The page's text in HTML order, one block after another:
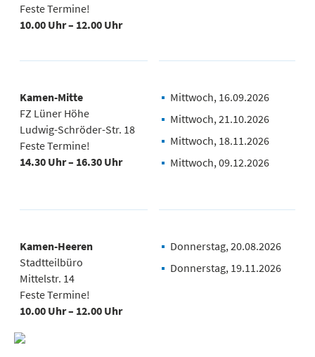
Feste Termine!
10.00 Uhr – 12.00 Uhr
Kamen-Mitte
FZ Lüner Höhe
Ludwig-Schröder-Str. 18
Feste Termine!
14.30 Uhr – 16.30 Uhr
Mittwoch, 16.09.2026
Mittwoch, 21.10.2026
Mittwoch, 18.11.2026
Mittwoch, 09.12.2026
Kamen-Heeren
Stadtteilbüro
Mittelstr. 14
Feste Termine!
10.00 Uhr – 12.00 Uhr
Donnerstag, 20.08.2026
Donnerstag, 19.11.2026